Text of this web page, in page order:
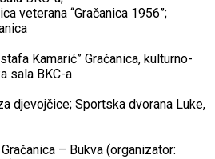
veterana “Gračanica 1956”;
Kamarić” Gračanica, kulturno-
sala BKC-a
djevojčice; Sportska dvorana Luke,
– Bukva (organizator: